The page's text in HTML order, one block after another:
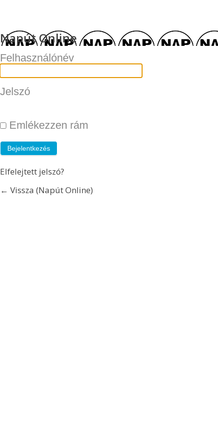
Napút Online
Felhasználónév
Jelszó
Emlékezzen rám
Elfelejtett jelszó?
← Vissza (Napút Online)